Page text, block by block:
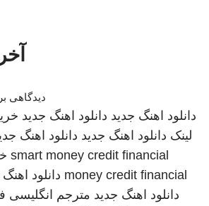
دیدگاهی
دانلود اهنگ جدید دانلود اهنگ جدید
لینک دانلود اهنگ جدید دانلود اهنگ
smart money credit financial
money credit financial دانلود
دانلود اهنگ جدید مترجم انگلیسی